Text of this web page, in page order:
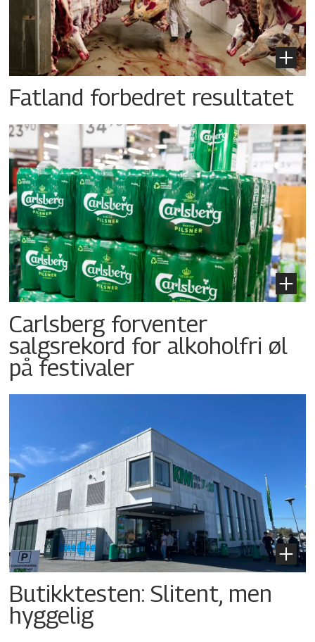
Fatland forbedret resultatet
Carlsberg forventer
salgsrekord for alkoholfri øl
på festivaler
Butikktesten: Slitent, men
hyggelig